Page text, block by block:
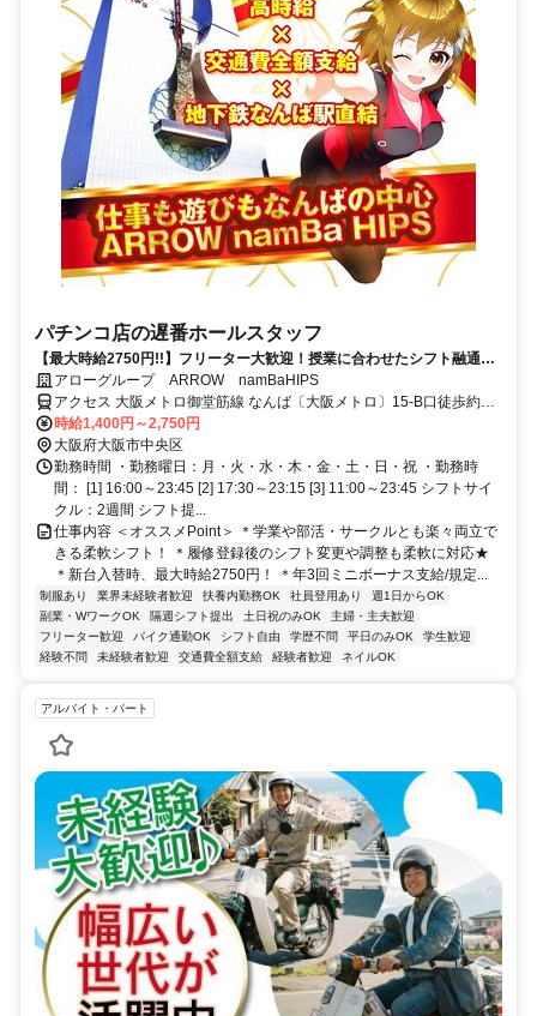
パチンコ店の遅番ホールスタッフ
【最大時給2750円!!】フリーター大歓迎！授業に合わせたシフト融通な
ど働きやすい環境！
アローグループ ARROW namBaHIPS
アクセス 大阪メトロ御堂筋線 なんば〔大阪メトロ〕15-B口徒歩約1
分、大阪メトロ千日前線 なんば〔大阪メトロ〕15-B口徒歩約1分、近
鉄難波線 大阪難波〔近鉄・阪神線〕14番口徒歩約1分
時給1,400円～2,750円
大阪府大阪市中央区
勤務時間 ・勤務曜日：月・火・水・木・金・土・日・祝 ・勤務時
間： [1] 16:00～23:45 [2] 17:30～23:15 [3] 11:00～23:45 シフトサイ
クル：2週間 シフト提...
仕事内容 ＜オススメPoint＞ ＊学業や部活・サークルとも楽々両立で
きる柔軟シフト！ ＊履修登録後のシフト変更や調整も柔軟に対応★
＊新台入替時、最大時給2750円！ ＊年3回ミニボーナス支給/規定...
制服あり 業界未経験者歓迎 扶養内勤務OK 社員登用あり
週1日からOK
副業・WワークOK
隔週シフト提出 土日祝のみOK
主婦・主夫歓迎
フリーター歓迎
バイク通勤OK シフト自由 学歴不問 平日のみOK
学生歓迎
経験不問
未経験者歓迎 交通費全額支給 経験者歓迎 ネイルOK
アルバイト・パート